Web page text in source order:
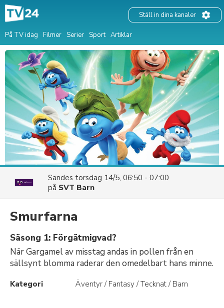
På TV idag Filmer Serier Sport Artiklar
Ställ in dina kanaler
Sändes torsdag 14/5, 06:50 - 07:00
på SVT Barn
Smurfarna
Säsong 1: Förgätmigvad?
När Gargamel av misstag andas in pollen från en
sällsynt blomma raderar den omedelbart hans minne.
Kategori Äventyr / Fantasy / Tecknat / Barn